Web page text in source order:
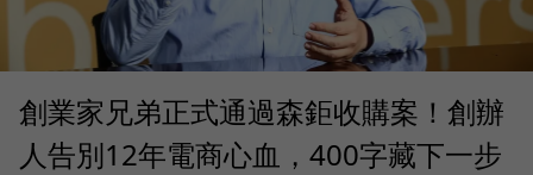
創業家兄弟正式通過森鉅收購案！創辦
人告別12年電商心血，400字藏下一步